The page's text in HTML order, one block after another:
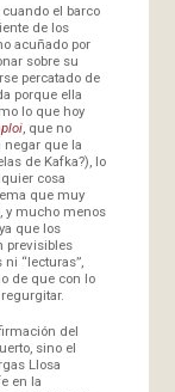
el barco
de los
acuñado por
sobre su
percatado de
porque ella
lo que hoy
, que no
negar que la
de Kafka?), lo
cosa
que muy
y mucho menos
que los
previsibles
“lecturas”,
de que con lo
del
sino el
Llosa
en la